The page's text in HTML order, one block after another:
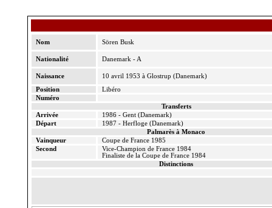
Nom Sören Busk
Nationalité Danemark - A
Naissance 10 avril 1953 à Glostrup (Danemark)
Position
Libéro
Numéro
Transferts
Arrivée
1986 - Gent (Danemark)
Départ
1987 - Herfloge(Danemark)
Palmarès à Monaco
Vainqueur
Coupe de France 1985
Second
Vice-Champion de France 1984
Finaliste de la Coupede France 1984
Distinctions